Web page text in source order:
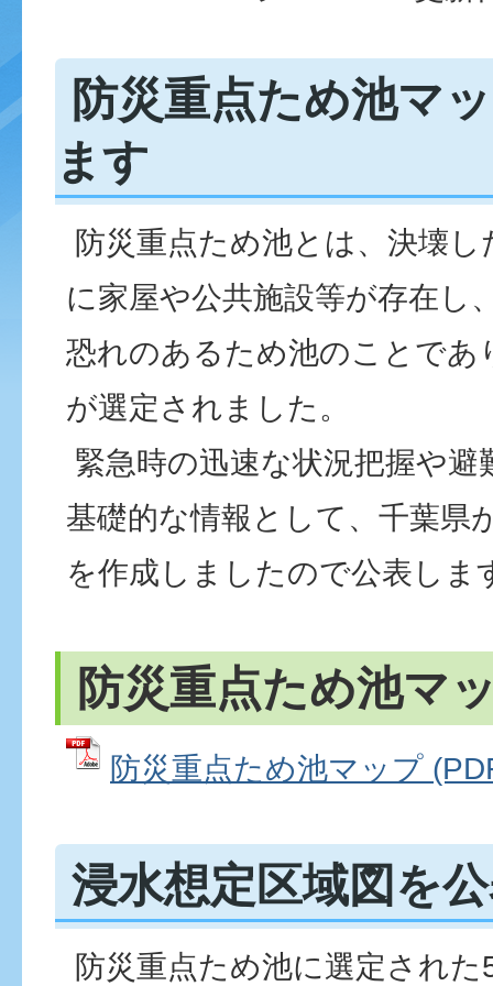
防災重点ため池マ
ます
防災重点ため池とは、決壊
に家屋や公共施設等が存在し
恐れのあるため池のことであ
が選定されました。
緊急時の迅速な状況把握や
基礎的な情報として、千葉県
を作成しましたので公表しま
防災重点ため池マ
防災重点ため池マップ
浸水想定区域図を
防災重点ため池に選定され